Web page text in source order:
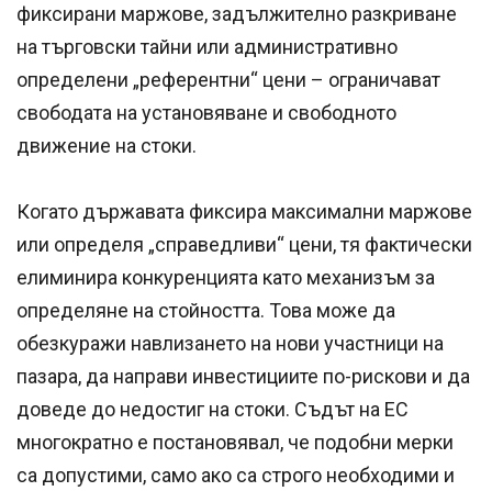
фиксирани маржове, задължително разкриване
на търговски тайни или административно
определени „референтни“ цени – ограничават
свободата на установяване и свободното
движение на стоки.
Когато държавата фиксира максимални маржове
или определя „справедливи“ цени, тя фактически
елиминира конкуренцията като механизъм за
определяне на стойността. Това може да
обезкуражи навлизането на нови участници на
пазара, да направи инвестициите по-рискови и да
доведе до недостиг на стоки. Съдът на ЕС
многократно е постановявал, че подобни мерки
са допустими, само ако са строго необходими и